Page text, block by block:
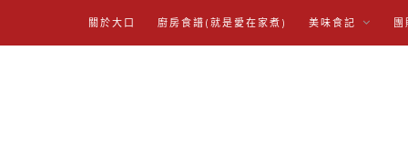
關於大口 廚房食譜(就是愛在家煮) 美味食記